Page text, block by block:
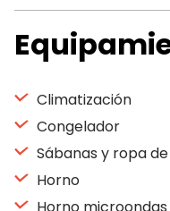
Climatización
Congelador
Sábanas y ropa
Horno